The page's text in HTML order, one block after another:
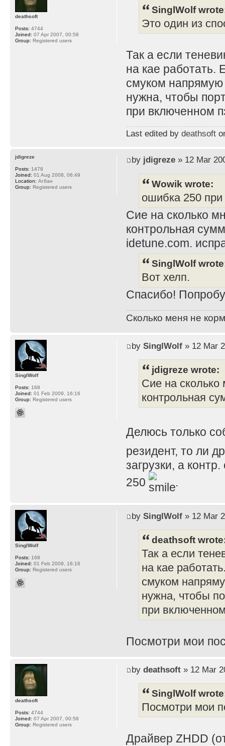
SinglWolf
Это один из
Так а если
на кае работать.
смуком напрямую
нужна, чтобы
при включенном
Last edited by deathsoft
deathsoft
Posts: 4744
Joined: 07 Apr 2007, 00:58
Group: Registered users
by jdigreze» 12 Mar
Wowik wrote:
ошибка 250
Сие на сколько
контрольная
idetune.com.
SinglWolf
Вот хелп.
Спасибо!
Сколько меня не
jdigreze
Posts: 1478
Joined: 01 Aug 2008, 06:49
Location: Агбан
Group: Registered users
by SinglWolf» 12 Mar
jdigreze wrote:
Сие на сколько
контрольная
Делюсь только
резидент, то ли
загрузки, а
250
.
SinglWolf
Posts: 168
Joined: 01 Feb 2009, 16:16
Group: Registered users
by SinglWolf» 12 Mar
deathsoft
Так а если
на кае
смуком
нужна, чтобы
при
Посмотри мои
SinglWolf
Posts: 168
Joined: 01 Feb 2009, 16:16
Group: Registered users
by deathsoft» 12 Mar
SinglWolf
Посмотри мои
Драйвер ZHDD
deathsoft
Posts: 4744
Joined: 07 Apr 2007, 00:58
Group: Registered users